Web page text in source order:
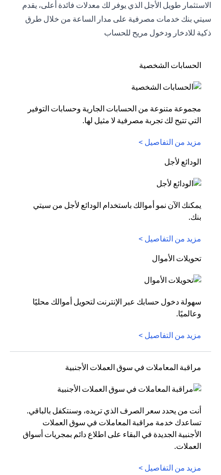
الاستثمار طويل الأجل الذي يوفر لك معدلات فائدة أعلى، يقدم
سيتي بنك خدمات مصرفية على مدار الساعة من خلال طرق
ذكية للادخار ودخول مريح للحساب
الحسابات الشخصية
مجموعة متنوعة من الحسابات الجارية وحسابات التوفير
التي تتيح لك تجربة مصرفية لا مثيل لها.
مزيد من التفاصيل >
الودائع لأجل
يمكنك الآن نمو أموالك باستخدام الودائع لأجل من سيتي
بنك.
مزيد من التفاصيل >
تحويلات الأموال
سهولة دخول حسابك عبر الإنترنت لتحويل أموالك محليًا
وعالميًا.
مزيد من التفاصيل >
مراقبة المعاملات في سوق العملات الأجنبية
أنت من يحدد سعر الصرف الذي تريده، وسنتكفل بالباقي.
تساعدك خدمة مراقبة المعاملات في سوق العملات
الأجنبية الجديدة في البقاء على اطلاع دائم بمجريات أسواق
العملات.
مزيد من التفاصيل >